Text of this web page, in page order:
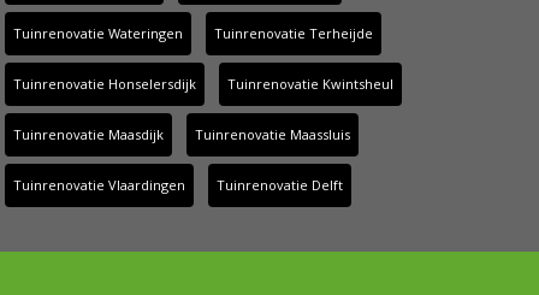
Tuinrenovatie Wateringen Tuinrenovatie Terheijde
Tuinrenovatie Honselersdijk Tuinrenovatie Kwintsheul
Tuinrenovatie Maasdijk Tuinrenovatie Maassluis
Tuinrenovatie Vlaardingen Tuinrenovatie Delft